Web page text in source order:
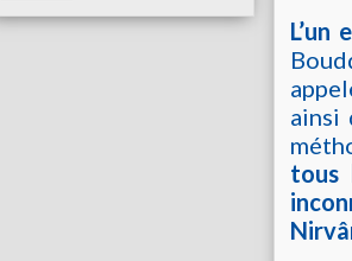
L’un
ainsi
tous